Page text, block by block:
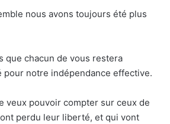
nous avons toujours été plus
que chacun de vous restera
pour notre indépendance effective.
veux pouvoir compter sur ceux de
perdu leur liberté, et qui vont